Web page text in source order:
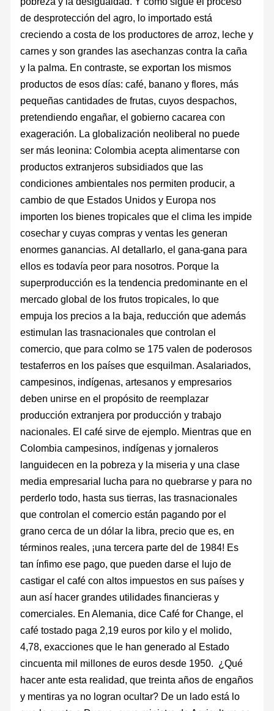
de desprotección del agro, lo importado está
creciendo a costa de los productores de arroz, leche y
carnes y son grandes las asechanzas contra la caña
y la palma. En contraste, se exportan los mismos
productos de esos días: café, banano y flores, más
pequeñas cantidades de frutas, cuyos despachos,
pretendiendo engañar, el gobierno cacarea con
exageración. La globalización neoliberal no puede
ser más leonina: Colombia acepta alimentarse con
productos extranjeros subsidiados que las
condiciones ambientales nos permiten producir, a
cambio de que Estados Unidos y Europa nos
importen los bienes tropicales que el clima les impide
cosechar y cuyas compras y ventas les generan
enormes ganancias. Al detallarlo, el gana-gana para
ellos es todavía peor para nosotros. Porque la
superproducción es la tendencia predominante en el
mercado global de los frutos tropicales, lo que
empuja los precios a la baja, reducción que además
estimulan las trasnacionales que controlan el
comercio, que para colmo se 175 valen de poderosos
testaferros en los países que esquilman. Asalariados,
campesinos, indígenas, artesanos y empresarios
deben unirse en el propósito de reemplazar
producción extranjera por producción y trabajo
nacionales. El café sirve de ejemplo. Mientras que en
Colombia campesinos, indígenas y jornaleros
languidecen en la pobreza y la miseria y una clase
media empresarial lucha para no quebrarse y para no
perderlo todo, hasta sus tierras, las trasnacionales
que controlan el comercio están pagando por el
grano cerca de un dólar la libra, precio que es, en
términos reales, ¡una tercera parte del de 1984! Es
tan ínfimo ese pago, que pueden darse el lujo de
castigar el café con altos impuestos en sus países y
aun así hacer grandes utilidades financieras y
comerciales. En Alemania, dice Café for Change, el
café tostado paga 2,19 euros por kilo y el molido,
4,78, exacciones que le han generado al Estado
cincuenta mil millones de euros desde 1950. ¿Qué
hacer ante esta realidad, que treinta años de engaños
y mentiras ya no logran ocultar? De un lado está lo